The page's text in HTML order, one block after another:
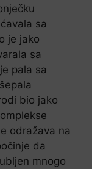
sa
je jako
sa
pala sa
bio jako
odražava na
da
mnogo